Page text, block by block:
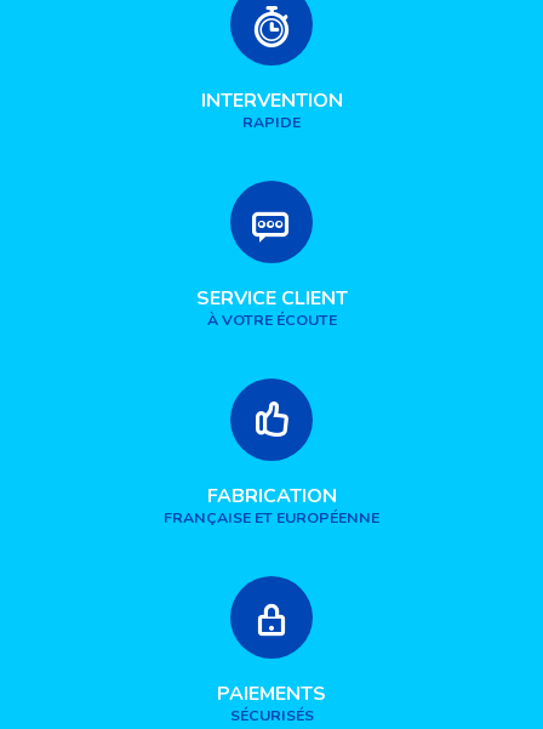
INTERVENTION
RAPIDE
SERVICE CLIENT
À VOTRE ÉCOUTE
FABRICATION
FRANÇAISE ET EUROPÉENNE
PAIEMENTS
SÉCURISÉS